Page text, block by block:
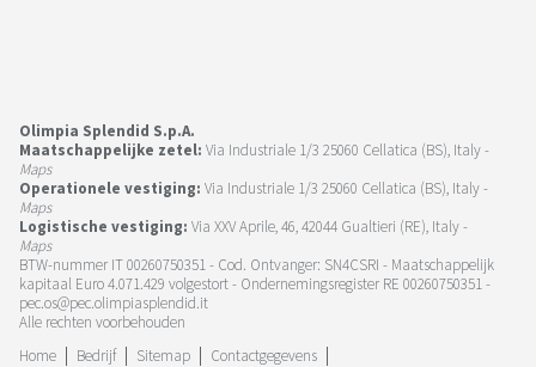
Olimpia Splendid S.p.A.
Maatschappelijke zetel: Via Industriale 1/3 25060 Cellatica (BS), Italy -
Maps
Operationele vestiging: Via Industriale 1/3 25060 Cellatica (BS), Italy -
Maps
Logistische vestiging: Via XXV Aprile, 46, 42044 Gualtieri (RE), Italy -
Maps
BTW-nummer IT 00260750351 - Cod. Ontvanger: SN4CSRI - Maatschappelijk
kapitaal Euro 4.071.429 volgestort - Ondernemingsregister RE 00260750351 -
pec.os@pec.olimpiasplendid.it
Alle rechten voorbehouden
Home
Bedrijf Sitemap
Contactgegevens